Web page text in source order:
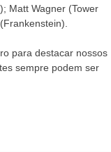
Matt Wagner (Tower
para destacar nossos
sempre podem ser